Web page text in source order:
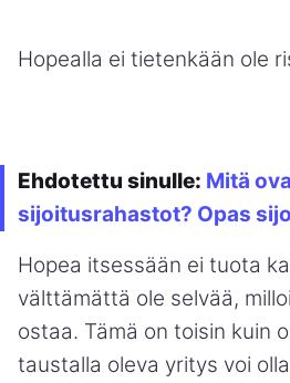
Hopealla ei tietenkään ole
Ehdotettu sinulle: Mitä
sijoitusrahastot? Opas
Hopea itsessään ei tuota
välttämättä ole selvää,
ostaa. Tämä on toisin kuin
taustalla oleva yritys voi